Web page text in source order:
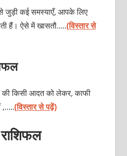
जुड़ी कई समस्याएँ, आपके लिए
हैं। ऐसे में खासतौ…..(विस्तार से
की किसी आदत को लेकर, काफी
,…..(विस्तार से पढ़ें)